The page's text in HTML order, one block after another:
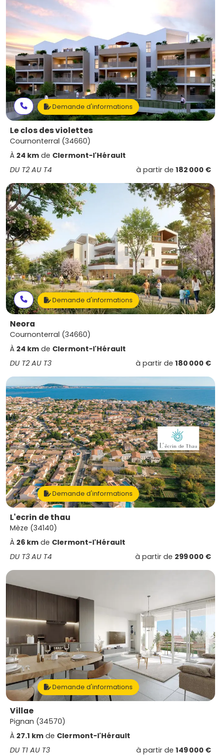
Demande d'informations
Le clos des violettes
Cournonterral (34660)
À 24 km de Clermont-l'Hérault
DU T2 AU T4
à partir de 182 000 €
Demande d'informations
Neora
Cournonterral (34660)
À 24 km de Clermont-l'Hérault
DU T2 AU T3
à partir de 180 000 €
Demande d'informations
L'ecrin de thau
Mèze (34140)
À 26 km de Clermont-l'Hérault
DU T3 AU T4
à partir de 299 000 €
Demande d'informations
Villae
Pignan (34570)
À 27.1 km de Clermont-l'Hérault
DU T1 AU T3
à partir de 149 000 €